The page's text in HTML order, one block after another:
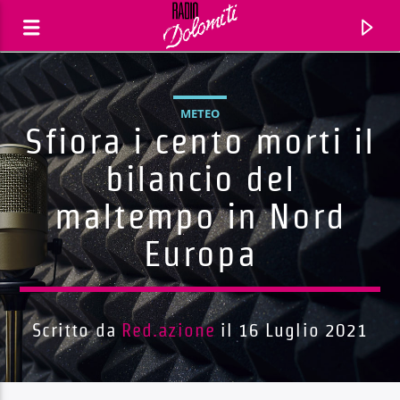
Traccia corrente
Titolo
Artista
METEO
Sfiora i cento morti il
bilancio del
maltempo in Nord
Europa
Scritto da Red.azione il 16 Luglio 2021